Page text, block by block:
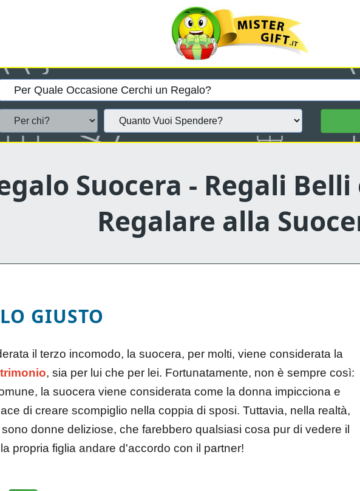
Suocera - Regali
Regalare alla
GIUSTO
il terzo incomodo, la suocera, per molti, viene considerata la
, sia per lui che per lei. Fortunatamente, non è sempre così:
la suocera viene considerata come la donna impicciona e
di creare scompiglio nella coppia di sposi. Tuttavia, nella realtà,
donne deliziose, che farebbero qualsiasi cosa pur di vedere il
propria figlia andare d'accordo con il partner!